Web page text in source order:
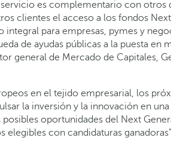
servicio es complementario con otros
clientes el acceso a los fondos
integral para empresas, pymes y
de ayudas públicas a la puesta
general de Mercado de Capitales,
en el tejido empresarial, los
la inversión y la innovación en
oportunidades del Next
con candidaturas